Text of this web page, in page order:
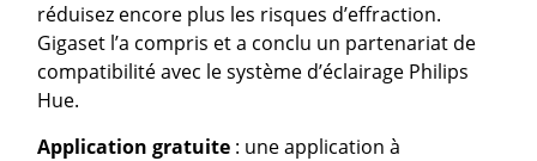
réduisez encore plus les risques d’effraction.
Gigaset l’a compris et a conclu un partenariat de
compatibilité avec le système d’éclairage Philips
Hue.
Application gratuite : une application à